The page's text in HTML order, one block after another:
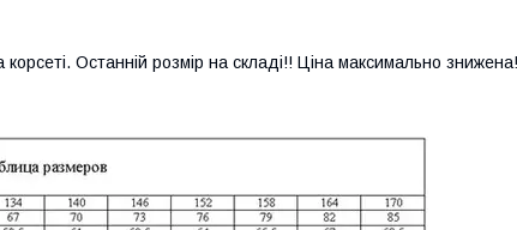
Останній розмір на складі!! Ціна максимально